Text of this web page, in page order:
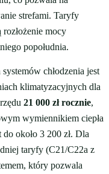
strefami. Taryfy
mocy
popołudnia.
chłodzenia jest
klimatyzacyjnych dla
21 000 zł rocznie,
wymiennikiem ciepła
około 3 200 zł. Dla
taryfy (C21/C22a z
który pozwala